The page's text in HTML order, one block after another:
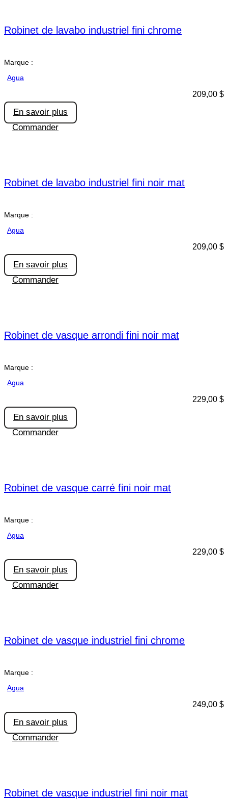
Robinet de lavabo industriel fini chrome
Marque :
Agua
209,00 $
En savoir plus
Commander
Robinet de lavabo industriel fini noir mat
Marque :
Agua
209,00 $
En savoir plus
Commander
Robinet de vasque arrondi fini noir mat
Marque :
Agua
229,00 $
En savoir plus
Commander
Robinet de vasque carré fini noir mat
Marque :
Agua
229,00 $
En savoir plus
Commander
Robinet de vasque industriel fini chrome
Marque :
Agua
249,00 $
En savoir plus
Commander
Robinet de vasque industriel fini noir mat